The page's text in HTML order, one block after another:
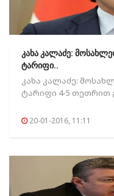
კახა კალაძე:
ტარიფი..
კახა კალაძე:
ტარიფი 4-5 თეთრით
20-01-2016, 11:11